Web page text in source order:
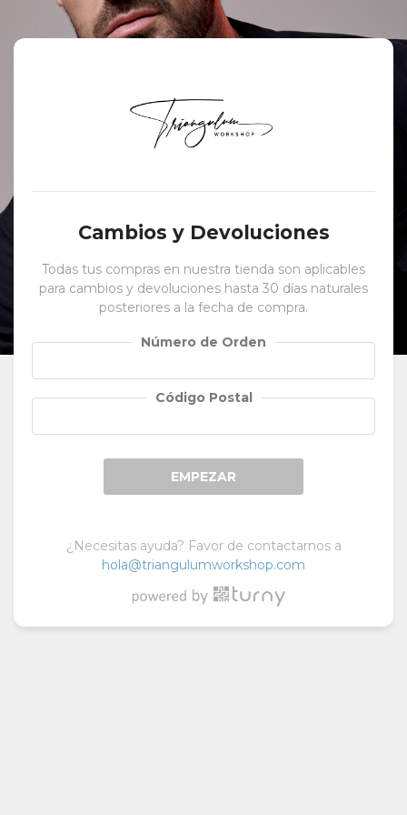
Cambios y Devoluciones
Todas tus compras en nuestra tienda son aplicables
para cambios y devoluciones hasta 30 días naturales
posteriores a la fecha de compra.
Número de Orden
Código Postal
EMPEZAR
¿Necesitas ayuda? Favor de contactarnos a
hola@triangulumworkshop.com